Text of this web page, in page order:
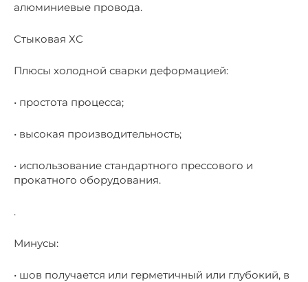
алюминиевые провода.
Стыковая ХС
Плюсы холодной сварки деформацией:
• простота процесса;
• высокая производительность;
• использование стандартного прессового и
прокатного оборудования.
.
Минусы:
• шов получается или герметичный или глубокий, в